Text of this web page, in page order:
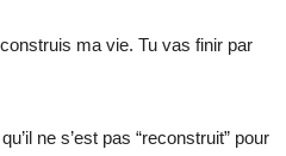
ma vie. Tu vas finir par
ne s’est pas “reconstruit” pour